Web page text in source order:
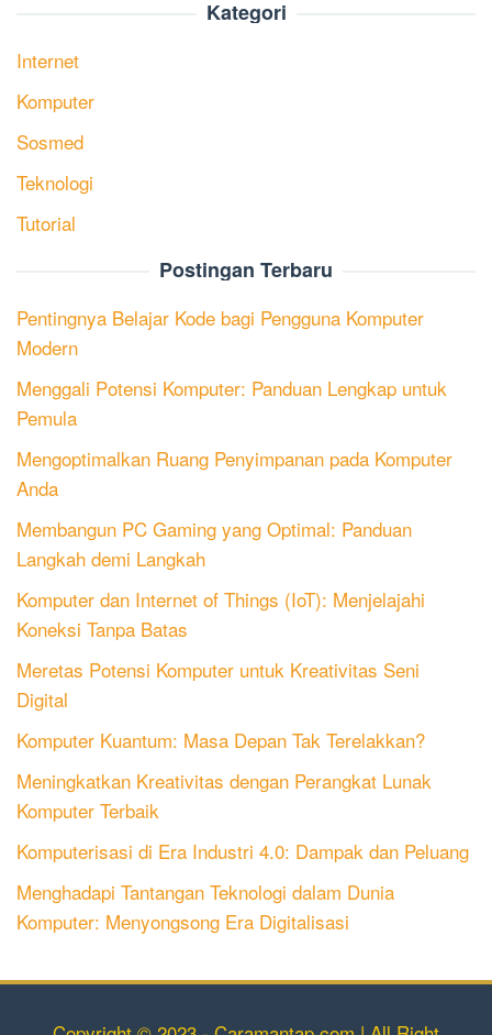
Kategori
Internet
Komputer
Sosmed
Teknologi
Tutorial
Postingan Terbaru
Pentingnya Belajar Kode bagi Pengguna Komputer
Modern
Menggali Potensi Komputer: Panduan Lengkap untuk
Pemula
Mengoptimalkan Ruang Penyimpanan pada Komputer
Anda
Membangun PC Gaming yang Optimal: Panduan
Langkah demi Langkah
Komputer dan Internet of Things (IoT): Menjelajahi
Koneksi Tanpa Batas
Meretas Potensi Komputer untuk Kreativitas Seni
Digital
Komputer Kuantum: Masa Depan Tak Terelakkan?
Meningkatkan Kreativitas dengan Perangkat Lunak
Komputer Terbaik
Komputerisasi di Era Industri 4.0: Dampak dan Peluang
Menghadapi Tantangan Teknologi dalam Dunia
Komputer: Menyongsong Era Digitalisasi